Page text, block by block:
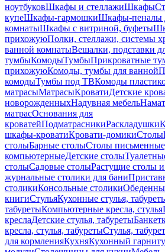
ноутбуковШкафы и стеллажиШкафы
купеШкафы-гармошкиШкафы-пеналы
комнатыШкафы с витриной, буфеты
прихожуюПолки, стеллажи, системы
ванной комнатыВешалки, подставки
тумбыКомодыТумбыПрикроватные
прихожуюКомоды, тумбы для ванной
комодыТумбы под ТВКомоды
матрасыМатрасыКроватиДетские
новорожденныхНадувная мебель
матрасОснования для
кроватейПодматрасникиРаскладушки
шкафы-кроватиКровати-домикиСтолы
столыБарные столыСтолы
компьютерныеДетские столы
столыСадовые столыРастущие столы
журнальные столики для бани
столикиКонсольные столики
книгиСтульяКухонные стулья,
табуретыКомпьютерные кресла, стулья
креслаДетские стулья, табуреты
кресла, стулья, табуретыСтулья,
для кормленияКухняКухонный